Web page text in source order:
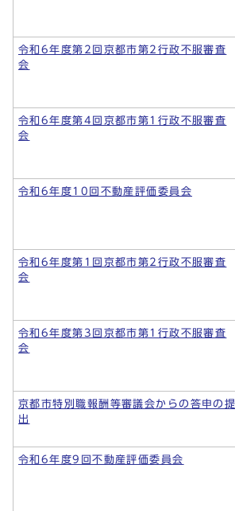
令和6年度第2回京都市第2行政不服審査
会
令和6年度第4回京都市第1行政不服審査
会
令和6年度10回不動産評価委員会
令和6年度第1回京都市第2行政不服審査
会
令和6年度第3回京都市第1行政不服審査
会
京都市特別職報酬等審議会からの答申の提
出
令和6年度9回不動産評価委員会